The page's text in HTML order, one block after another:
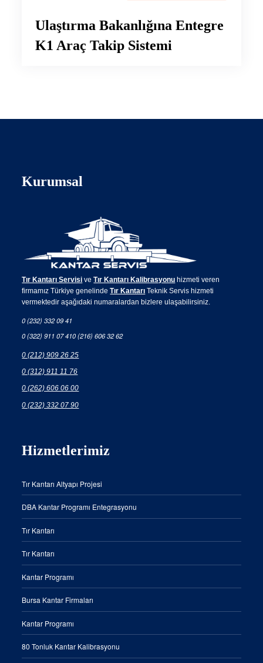
Ulaştırma Bakanlığına Entegre
K1 Araç Takip Sistemi
Kurumsal
Tır Kantarı Servisi veTır Kantarı Kalibrasyonu hizmeti veren
firmamız Türkiye genelindeTır Kantarı Teknik Servis hizmeti
vermektedir aşağıdaki numaralardan bizlere ulaşabilirsiniz.
0 (232) 332 09 41
0 (322) 911 07 410 (216) 606 32 62
0 (212) 909 26 25
0 (312) 911 11 76
0 (262) 606 06 00
0 (232) 332 07 90
Hizmetlerimiz
Tır Kantarı Altyapı Projesi
DBA Kantar Programı Entegrasyonu
Tır Kantarı
Tır Kantarı
Kantar Programı
Bursa Kantar Firmaları
Kantar Programı
80 Tonluk Kantar Kalibrasyonu